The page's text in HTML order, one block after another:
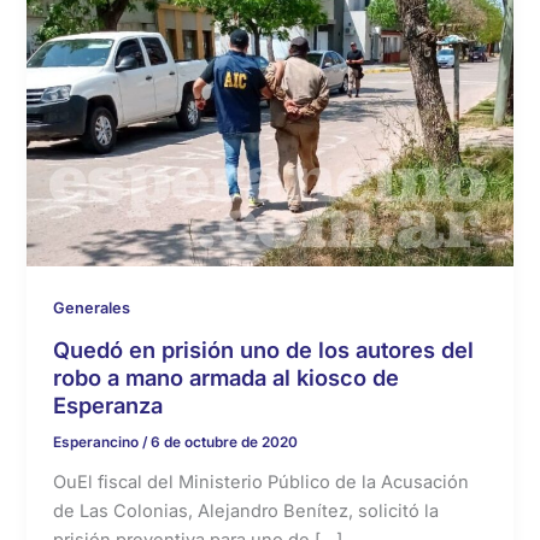
Generales
Quedó en prisión uno de los autores del
robo a mano armada al kiosco de
Esperanza
Esperancino /6 de octubre de 2020
OuEl fiscal del Ministerio Público de la Acusación
de Las Colonias, Alejandro Benítez, solicitó la